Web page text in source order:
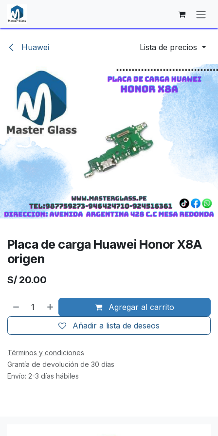
Ir al contenido
Huawei Lista de precios
Placa de carga Huawei Honor X8A
origen
S/ 20.00
Agregar al carrito
Añadir a lista de deseos
Términos y condiciones
Grantía de devolución de 30 días
Envío: 2-3 días hábiles